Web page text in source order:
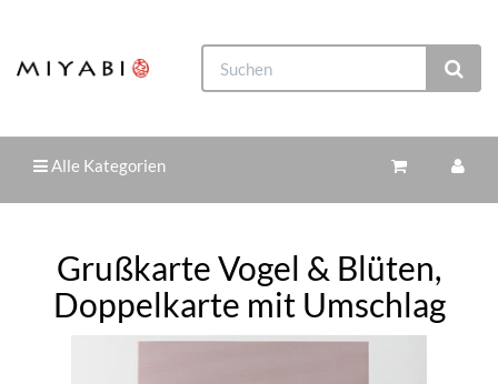
Alle Kategorien
Grußkarte Vogel & Blüten,
Doppelkarte mit Umschlag